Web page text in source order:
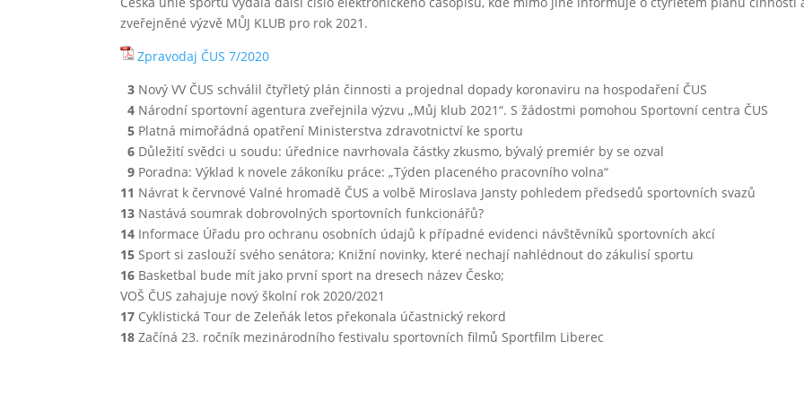
zveřejněné výzvě MŮJ KLUB pro rok 2021.
Zpravodaj ČUS 7/2020
3 Nový VV ČUS schválil čtyřletý plán činnosti a projednal dopady koronaviru na hospodaření ČUS
4 Národní sportovní agentura zveřejnila výzvu „Můj klub 2021“. S žádostmi pomohou Sportovní centra ČUS
5 Platná mimořádná opatření Ministerstva zdravotnictví ke sportu
6 Důležití svědci u soudu: úřednice navrhovala částky zkusmo, bývalý premiér by se ozval
9 Poradna: Výklad k novele zákoníku práce: „Týden placeného pracovního volna“
11 Návrat k červnové Valné hromadě ČUS a volbě Miroslava Jansty pohledem předsedů sportovních svazů
13 Nastává soumrak dobrovolných sportovních funkcionářů?
14 Informace Úřadu pro ochranu osobních údajů k případné evidenci návštěvníků sportovních akcí
15 Sport si zaslouží svého senátora; Knižní novinky, které nechají nahlédnout do zákulisí sportu
16 Basketbal bude mít jako první sport na dresech název Česko;
VOŠ ČUS zahajuje nový školní rok 2020/2021
17 Cyklistická Tour de Zeleňák letos překonala účastnický rekord
18 Začíná 23. ročník mezinárodního festivalu sportovních filmů Sportfilm Liberec